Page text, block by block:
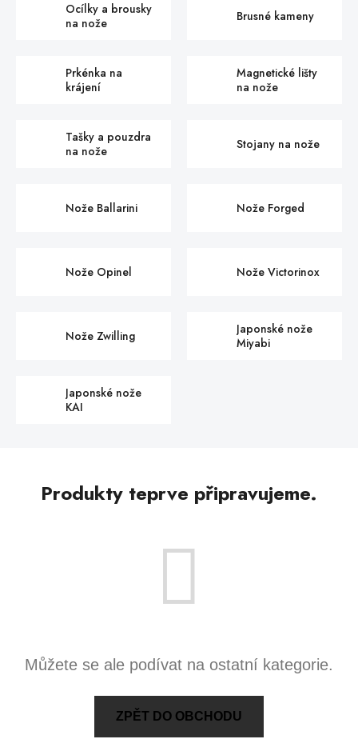
Ocílky a brousky
na nože
Brusné kameny
Prkénka na
krájení
Magnetické lišty
na nože
Tašky a pouzdra
na nože
Stojany na nože
Nože Ballarini Nože Forged
Nože Opinel Nože Victorinox
Nože Zwilling
Japonské nože
Miyabi
Japonské nože
KAI
Produkty teprve připravujeme.
Můžete se ale podívat na ostatní kategorie.
ZPĚT DO OBCHODU